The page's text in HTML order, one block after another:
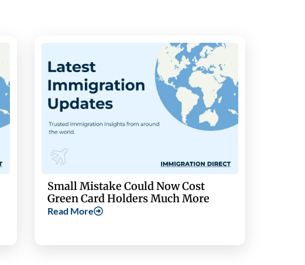
Small Mistake Could Now Cost
Green Card Holders Much More
Read More